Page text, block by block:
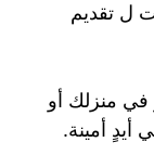
ل تقديم
في منزلك أو
أيدٍ أمينة.